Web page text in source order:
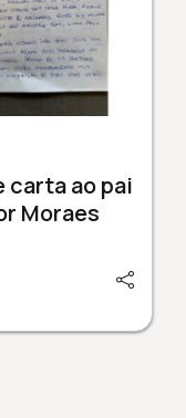
carta ao pai
Moraes